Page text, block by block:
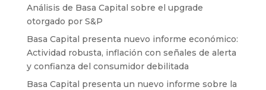
Análisis de Basa Capital sobre el upgrade
otorgado por S&P
Basa Capital presenta nuevo informe económico:
Actividad robusta, inflación con señales de alerta
y confianza del consumidor debilitada
Basa Capital presenta un nuevo informe sobre la